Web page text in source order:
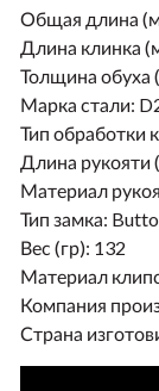
Общая длина
Длина клинка
Толщина обуха
Марка стали:
Тип обработки
Длина рукояти
Материал
Тип замка:
Вес (гр): 132
Материал
Компания
Страна